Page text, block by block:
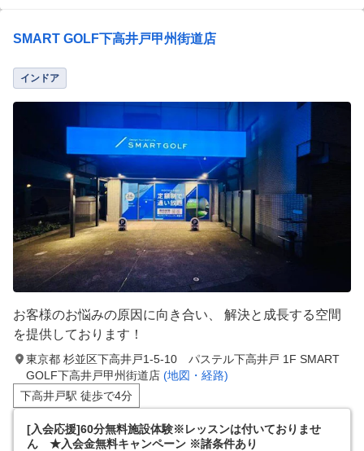
SMART GOLF下高井戸甲州街道店
インドア
お客様のお悩みの原因に向き合い、 解決と成長する空間
を提供しております！
東京都 杉並区下高井戸1‐5‐10 パステル下高井戸 1F SMART
GOLF下高井戸甲州街道店 (地図・経路)
下高井戸駅 徒歩で4分
[入会応援]60分無料施設体験※レッスンは付いておりませ
ん ★入会金無料キャンペーン ※諸条件あり